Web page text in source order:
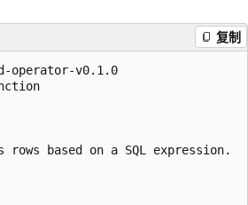
复制
operator-v0.1.0
based on a SQL expression.